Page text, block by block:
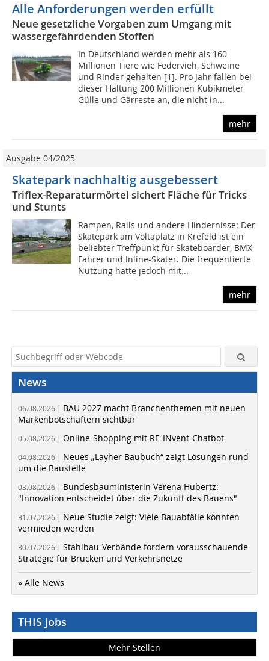
Alle Anforderungen werden erfüllt
Neue gesetzliche Vorgaben zum Umgang mit
wassergefährdenden Stoffen
In Deutschland werden mehr als 160
Millionen Tiere wie Federvieh, Schweine
und Rinder gehalten [1]. Pro Jahr fallen bei
dieser Haltung 200 Millionen Kubikmeter
Gülle und Gärreste an, die nicht in...
mehr
Ausgabe 04/2025
Skatepark nachhaltig ausgebessert
Triflex-Reparaturmörtel sichert Fläche für Tricks
und Stunts
Rampen, Rails und andere Hindernisse: Der
Skatepark am Voltaplatz in Krefeld ist ein
beliebter Treffpunkt für Skateboarder, BMX-
Fahrer und Inline-Skater. Die frequentierte
Nutzung hatte jedoch mit...
mehr
News
06.08.2026 | BAU 2027 macht Branchenthemen mit neuen
Markenbotschaftern sichtbar
05.08.2026 | Online-Shopping mit RE-INvent-Chatbot
04.08.2026 | Neues „Layher Baubuch“ zeigt Lösungen rund
um die Baustelle
03.08.2026 | Bundesbauministerin Verena Hubertz:
"Innovation entscheidet über die Zukunft des Bauens"
31.07.2026 | Neue Studie zeigt: Viele Bauabfälle könnten
vermieden werden
30.07.2026 | Stahlbau-Verbände fordern vorausschauende
Strategie für Brücken und Verkehrsnetze
» Alle News
THIS Jobs
Mehr Stellen